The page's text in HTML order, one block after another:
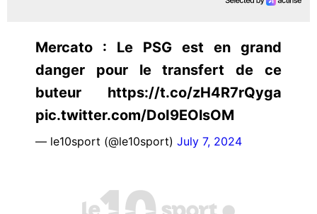
Mercato : Le PSG est en grand
danger pour le transfert de ce
buteur https://t.co/zH4R7rQyga
pic.twitter.com/DoI9EOlsOM
— le10sport (@le10sport) July 7, 2024